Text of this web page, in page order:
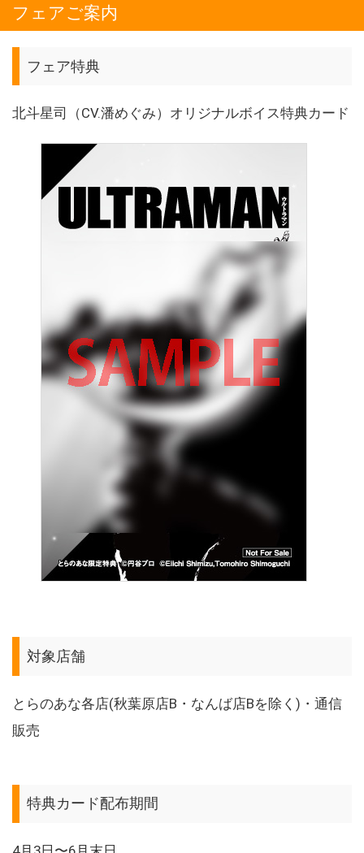
フェアご案内
フェア特典
北斗星司（CV.潘めぐみ）オリジナルボイス特典カード
対象店舗
とらのあな各店(秋葉原店B・なんば店Bを除く)・通信
販売
特典カード配布期間